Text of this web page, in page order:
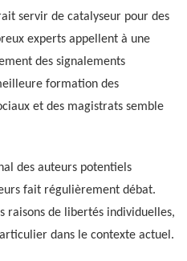
servir de catalyseur pour des
experts appellent à une
des signalements
formation des
et des magistrats semble
des auteurs potentiels
fait régulièrement débat.
raisons de libertés individuelles,
dans le contexte actuel.